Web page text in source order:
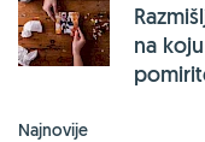
na
Najnovije